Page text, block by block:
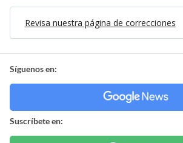
Revisa nuestra página de correcciones
Síguenos en:
Suscríbete en: